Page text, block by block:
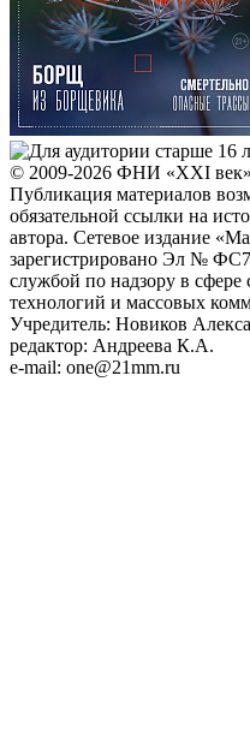
© 2009-2026 ФHИ «XXI
Публикация материалов
обязательной ссылки на
автора. Сетевое издание
зарегистрировано Эл №
службой по надзору в
технологий и массовых
Учредитель: Новиков
редактор: Андреева К.А.
e-mail: one@21mm.ru